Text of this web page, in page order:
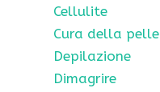
Cellulite
Cura della pelle
Depilazione
Dimagrire